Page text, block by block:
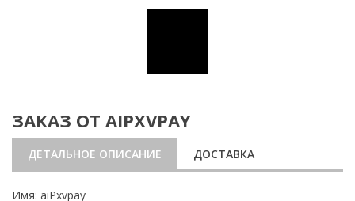
ЗАКАЗ ОТ AIPXVPAY
ДЕТАЛЬНОЕ ОПИСАНИЕ ДОСТАВКА
Имя: aiPxvpay